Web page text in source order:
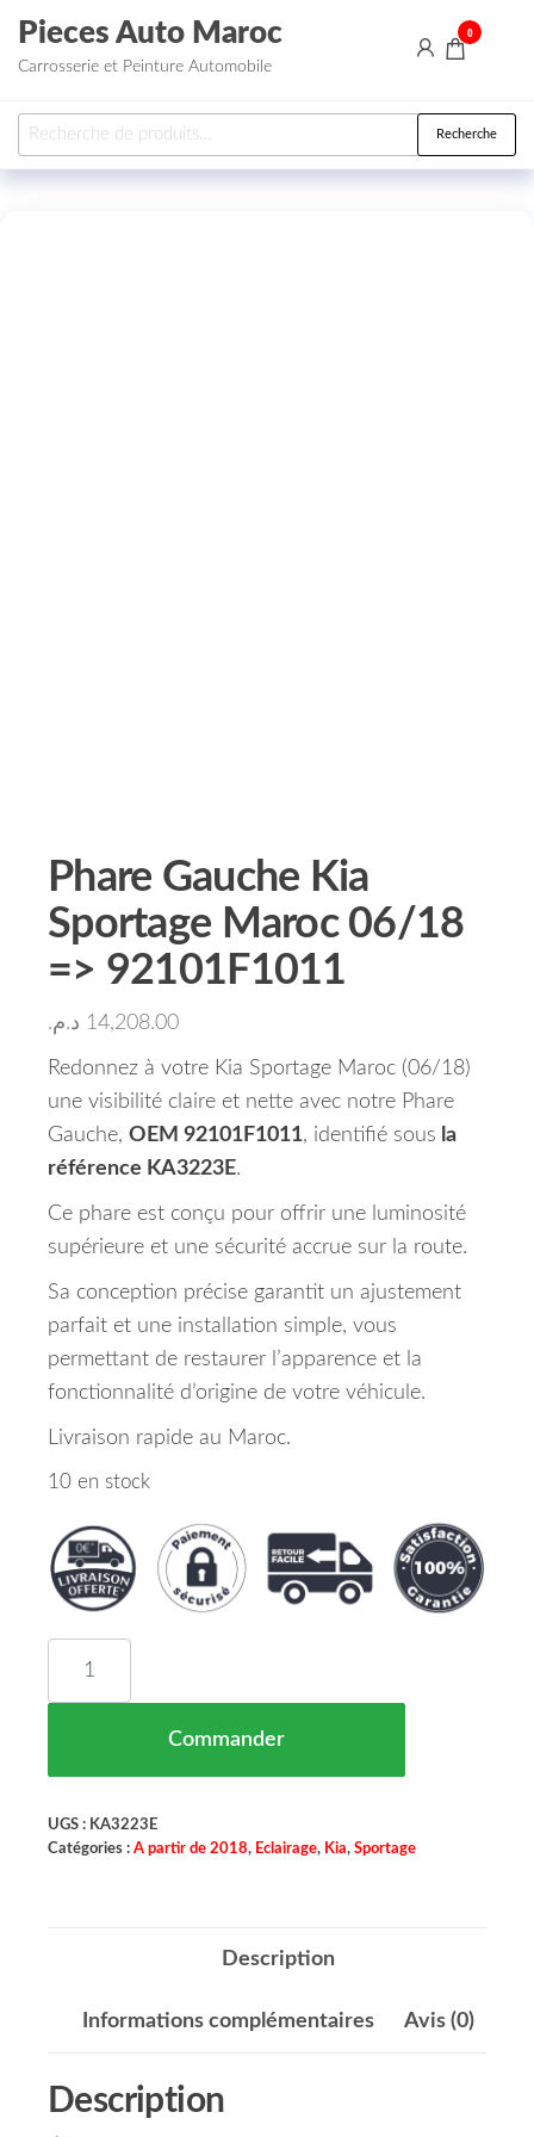
Aller au contenu
Pieces Auto Maroc
Carrosserie et Peinture Automobile
0
Recherche pour : Recherche
Phare Gauche Kia
Sportage Maroc 06/18
=> 92101F1011
14,208.00 د.م.
Redonnez à votre Kia Sportage Maroc (06/18)
une visibilité claire et nette avec notre Phare
Gauche, OEM 92101F1011, identifié sous la
référence KA3223E.
Ce phare est conçu pour offrir une luminosité
supérieure et une sécurité accrue sur la route.
Sa conception précise garantit un ajustement
parfait et une installation simple, vous
permettant de restaurer l’apparence et la
fonctionnalité d’origine de votre véhicule.
Livraison rapide au Maroc.
10 en stock
Commander
UGS : KA3223E
Catégories : A partir de 2018, Eclairage, Kia, Sportage
Description
Informations complémentaires Avis (0)
Description